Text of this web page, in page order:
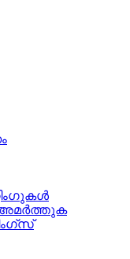
അമർത്തുക